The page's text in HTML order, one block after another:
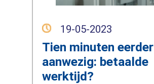
19-05-2023
Tien minuten eerder
aanwezig: betaalde
werktijd?